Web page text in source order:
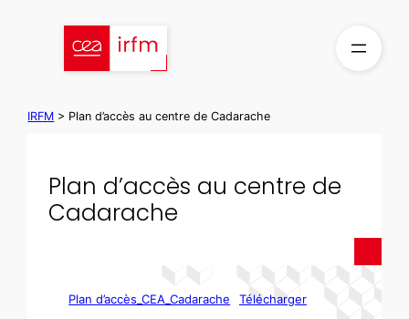
IRFM > Plan d’accès au centre de Cadarache
Plan d’accès au centre de
Cadarache
Plan d’accès_CEA_Cadarache Télécharger